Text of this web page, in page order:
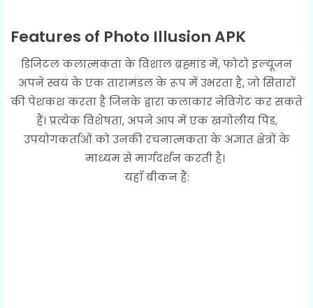
Features of Photo Illusion APK
डिजिटल कलात्मकता के विशाल ब्रह्मांड में, फोटो इल्यूजन
अपने स्वयं के एक तारामंडल के रूप में उभरता है, जो सितारों
की पेशकश करता है जिनके द्वारा कलाकार नेविगेट कर सकते
हैं। प्रत्येक विशेषता, अपने आप में एक खगोलीय पिंड,
उपयोगकर्ताओं को उनकी रचनात्मकता के अज्ञात क्षेत्रों के
माध्यम से मार्गदर्शन करती है।
यहाँ बीकन हैं: